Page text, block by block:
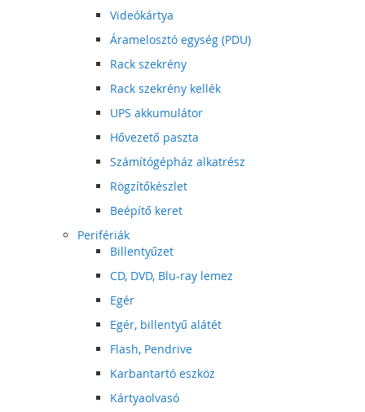
Videókártya
Áramelosztó egység (PDU)
Rack szekrény
Rack szekrény kellék
UPS akkumulátor
Hővezető paszta
Számítógépház alkatrész
Rögzítőkészlet
Beépítő keret
Perifériák
Billentyűzet
CD, DVD, Blu-ray lemez
Egér
Egér, billentyű alátét
Flash, Pendrive
Karbantartó eszköz
Kártyaolvasó